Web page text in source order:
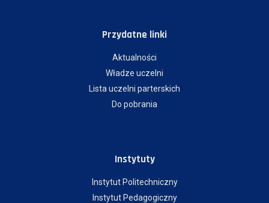
Przydatne linki
Aktualności
Władze uczelni
Lista uczelni parterskich
Do pobrania
Instytuty
Instytut Politechniczny
Instytut Pedagogiczny